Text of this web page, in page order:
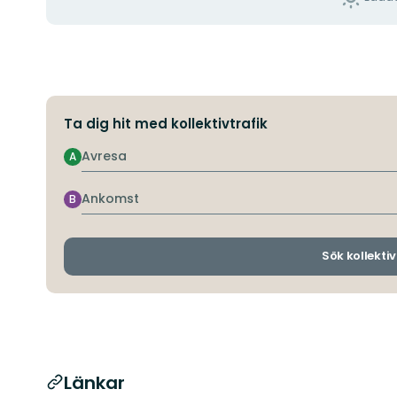
Ta dig hit med kollektivtrafik
Avresa
A
Ankomst
B
Sök
Länkar